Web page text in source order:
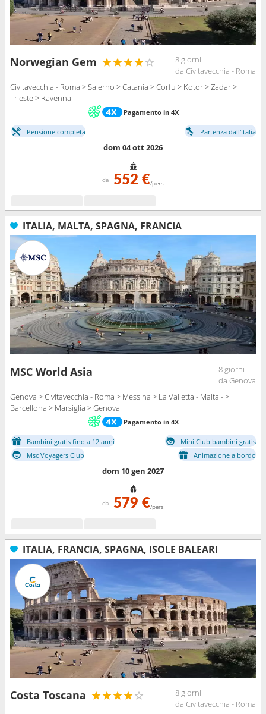
Norwegian Gem
8 giorni
da Civitavecchia - Roma
Civitavecchia - Roma > Salerno > Catania > Corfu > Kotor > Zadar >
Trieste > Ravenna
Pagamento in 4X
Pensione completa Partenza dall'Italia
dom 04 ott 2026
da 552 €/pers
ITALIA, MALTA, SPAGNA, FRANCIA
MSC World Asia
8 giorni
da Genova
Genova > Civitavecchia - Roma > Messina > La Valletta - Malta - >
Barcellona > Marsiglia > Genova
Pagamento in 4X
Bambini gratis fino a 12 anni
Mini Club bambini gratis
Msc Voyagers Club
Animazione a bordo
dom 10 gen 2027
da 579 €/pers
ITALIA, FRANCIA, SPAGNA, ISOLE BALEARI
Costa Toscana
8 giorni
da Civitavecchia - Roma